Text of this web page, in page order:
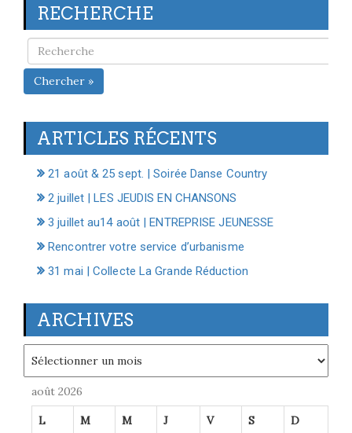
RECHERCHE
Chercher »
ARTICLES RÉCENTS
21 août & 25 sept. | Soirée Danse Country
2 juillet | LES JEUDIS EN CHANSONS
3 juillet au14 août | ENTREPRISE JEUNESSE
Rencontrer votre service d’urbanisme
31 mai | Collecte La Grande Réduction
ARCHIVES
août 2026
L M M J V S D